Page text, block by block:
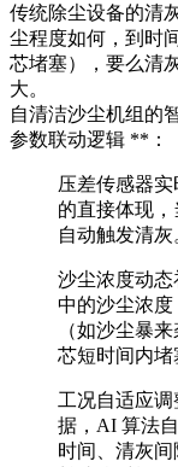
传统除尘设备的清
尘程度如何，到时
芯堵塞），要么清
大。
自清洁沙尘机组的
参数联动逻辑 **：
压差传感器
的直接体现，
自动触发清灰
沙尘浓度动
中的沙尘浓度
（如沙尘暴
芯短时间内堵
工况自适应
据，AI 算法
时间、清灰